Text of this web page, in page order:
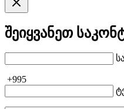
შეიყვანეთ
+995